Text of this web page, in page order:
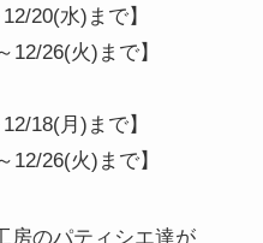
20(水)まで】
26(火)まで】
18(月)まで】
26(火)まで】
房のパティシエ達が